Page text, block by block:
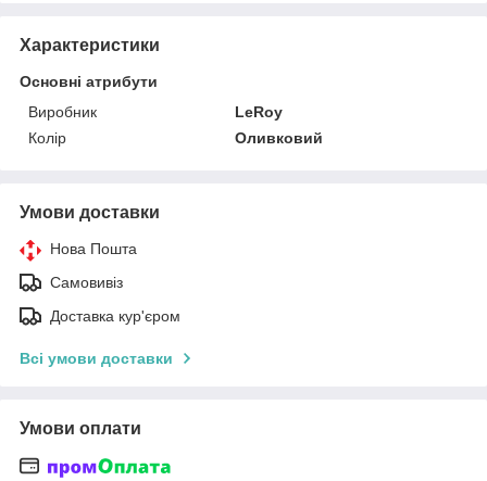
Характеристики
Основні атрибути
Виробник
LeRoy
Колір
Оливковий
Умови доставки
Нова Пошта
Самовивіз
Доставка кур'єром
Всі умови доставки
Умови оплати